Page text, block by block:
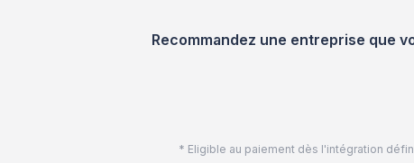
Recommandez une entreprise que
* Eligible au paiement dès l'intégration